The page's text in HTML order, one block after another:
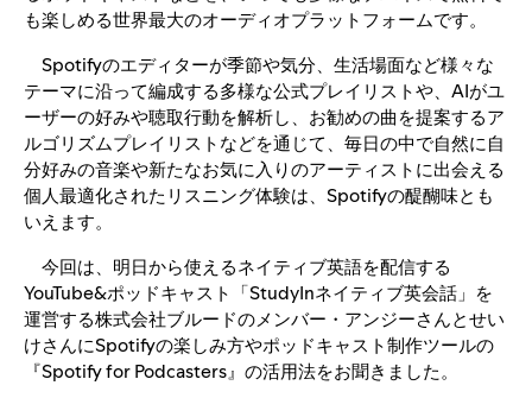
も楽しめる世界最大のオーディオプラットフォームです。
Spotifyのエディターが季節や気分、生活場面など様々な
テーマに沿って編成する多様な公式プレイリストや、AIがユ
ーザーの好みや聴取行動を解析し、お勧めの曲を提案するア
ルゴリズムプレイリストなどを通じて、毎日の中で自然に自
分好みの音楽や新たなお気に入りのアーティストに出会える
個人最適化されたリスニング体験は、Spotifyの醍醐味とも
いえます。
今回は、明日から使えるネイティブ英語を配信する
YouTube&ポッドキャスト「StudyInネイティブ英会話」を
運営する株式会社ブルードのメンバー・アンジーさんとせい
けさんにSpotifyの楽しみ方やポッドキャスト制作ツールの
『Spotify for Podcasters』の活用法をお聞きました。